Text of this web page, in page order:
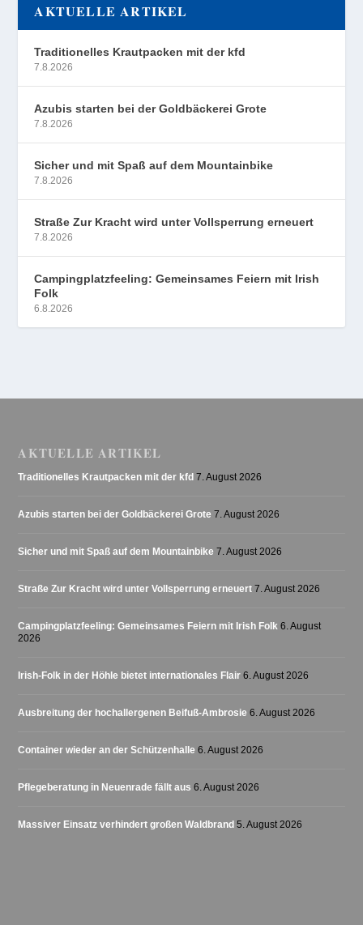
AKTUELLE ARTIKEL
Traditionelles Krautpacken mit der kfd
7.8.2026
Azubis starten bei der Goldbäckerei Grote
7.8.2026
Sicher und mit Spaß auf dem Mountainbike
7.8.2026
Straße Zur Kracht wird unter Vollsperrung erneuert
7.8.2026
Campingplatzfeeling: Gemeinsames Feiern mit Irish
Folk
6.8.2026
AKTUELLE ARTIKEL
Traditionelles Krautpacken mit der kfd 7. August 2026
Azubis starten bei der Goldbäckerei Grote 7. August 2026
Sicher und mit Spaß auf dem Mountainbike 7. August 2026
Straße Zur Kracht wird unter Vollsperrung erneuert 7. August 2026
Campingplatzfeeling: Gemeinsames Feiern mit Irish Folk 6. August
2026
Irish-Folk in der Höhle bietet internationales Flair 6. August 2026
Ausbreitung der hochallergenen Beifuß-Ambrosie 6. August 2026
Container wieder an der Schützenhalle 6. August 2026
Pflegeberatung in Neuenrade fällt aus 6. August 2026
Massiver Einsatz verhindert großen Waldbrand 5. August 2026